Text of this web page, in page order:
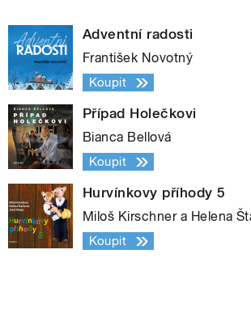
Adventní radosti
František Novotný
Koupit
Případ Holečkovi
Bianca Bellová
Koupit
Hurvínkovy příhody 5
Miloš Kirschner a Helena
Koupit